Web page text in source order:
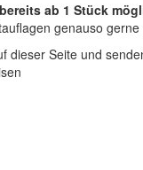
ab 1 Stück
genauso
dieser Seite und